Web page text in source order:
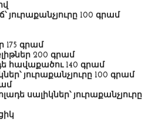
յուրաքանչյուրը 100 գրամ
175 գրամ
200 գրամ
հավաքածու 140 գրամ
յուրաքանչյուրը 100 գրամ
սալիկներ՝ յուրաքանչյուրը